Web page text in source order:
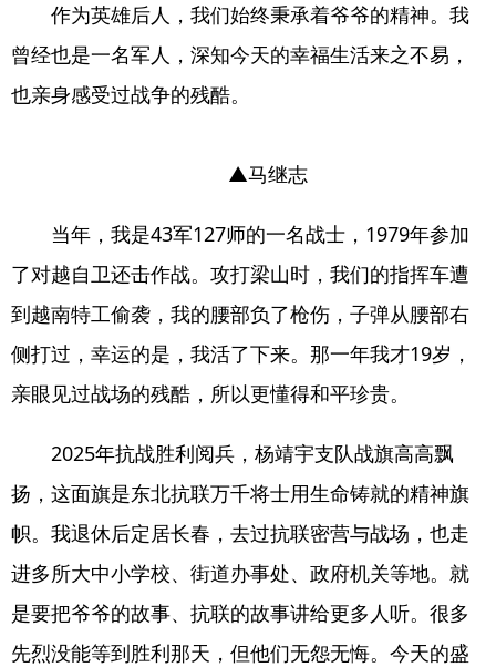
作为英雄后人，我们始终秉承着爷爷的精神。我
曾经也是一名军人，深知今天的幸福生活来之不易，
也亲身感受过战争的残酷。
▲马继志
当年，我是43军127师的一名战士，1979年参加
了对越自卫还击作战。攻打梁山时，我们的指挥车遭
到越南特工偷袭，我的腰部负了枪伤，子弹从腰部右
侧打过，幸运的是，我活了下来。那一年我才19岁，
亲眼见过战场的残酷，所以更懂得和平珍贵。
2025年抗战胜利阅兵，杨靖宇支队战旗高高飘
扬，这面旗是东北抗联万千将士用生命铸就的精神旗
帜。我退休后定居长春，去过抗联密营与战场，也走
进多所大中小学校、街道办事处、政府机关等地。就
是要把爷爷的故事、抗联的故事讲给更多人听。很多
先烈没能等到胜利那天，但他们无怨无悔。今天的盛